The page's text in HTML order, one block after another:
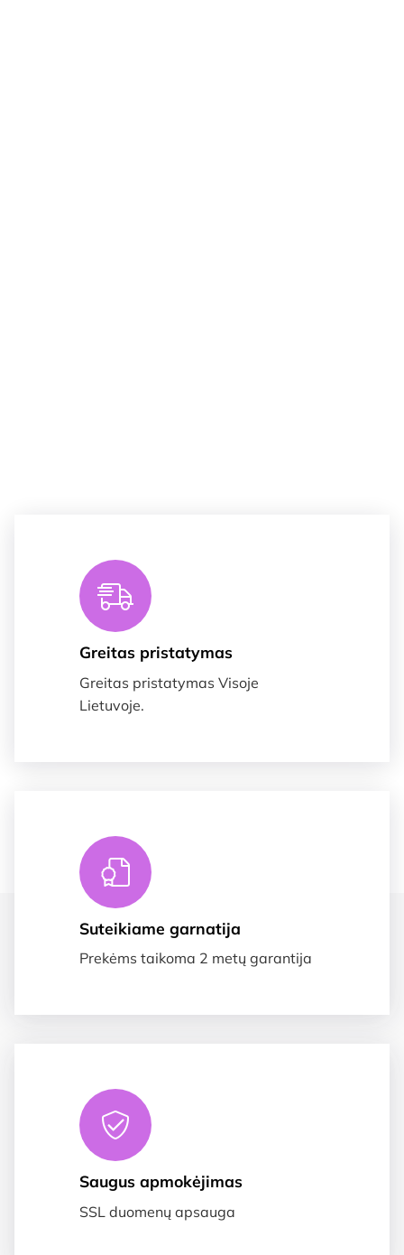
Greitas pristatymas
Greitas pristatymas Visoje
Lietuvoje.
Suteikiame garnatija
Prekėms taikoma 2 metų garantija
Saugus apmokėjimas
SSL duomenų apsauga